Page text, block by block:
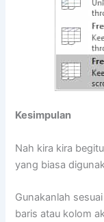
Kesimpulan
Nah kira kira
yang biasa
Gunakanlah
baris atau kolom